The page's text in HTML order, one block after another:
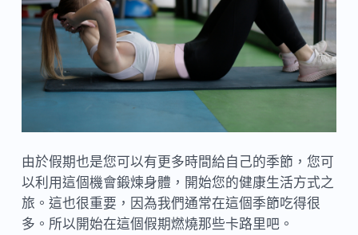
由於假期也是您可以有更多時間給自己的季節，您可
以利用這個機會鍛煉身體，開始您的健康生活方式之
旅。這也很重要，因為我們通常在這個季節吃得很
多。所以開始在這個假期燃燒那些卡路里吧。